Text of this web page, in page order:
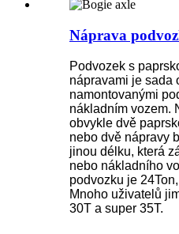
Náprava
Podvozek s
nápravami je sada
namontovanými
nákladním vozem.
obvykle dvě
nebo dvě nápravy
jinou délku, která
nebo nákladního
podvozku je
Mnoho uživatelů
30T a super 35T.